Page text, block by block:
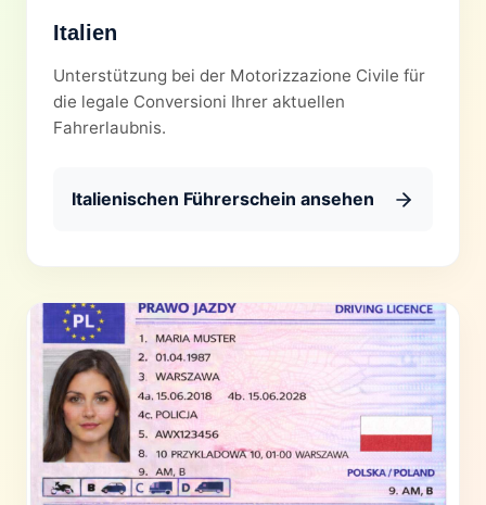
Italien
Unterstützung bei der Motorizzazione Civile für
die legale Conversioni Ihrer aktuellen
Fahrerlaubnis.
Italienischen Führerschein ansehen